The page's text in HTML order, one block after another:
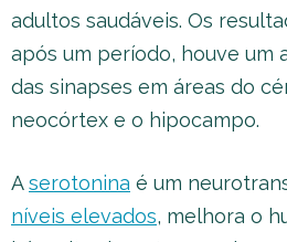
adultos saudáveis. Os
após um período, houve um
das sinapses em áreas do
neocórtex e o hipocampo.
Aserotonina é um
níveis elevados, melhora o